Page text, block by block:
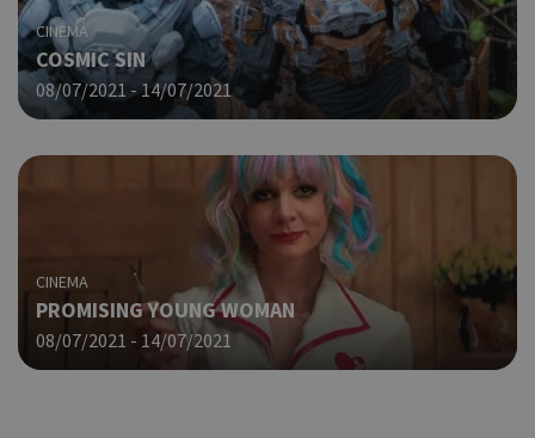
CINEMA
COSMIC SIN
08/07/2021 - 14/07/2021
CINEMA
PROMISING YOUNG WOMAN
08/07/2021 - 14/07/2021